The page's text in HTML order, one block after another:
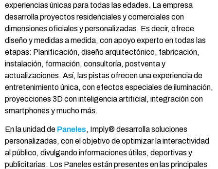
experiencias únicas para todas las edades. La empresa
desarrolla proyectos residenciales y comerciales con
dimensiones oficiales y personalizadas. Es decir, ofrece
diseño y medidas a medida, con apoyo experto en todas las
etapas: Planificación, diseño arquitectónico, fabricación,
instalación, formación, consultoría, postventa y
actualizaciones. Así, las pistas ofrecen una experiencia de
entretenimiento única, con efectos especiales de iluminación,
proyecciones 3D con inteligencia artificial, integración con
smartphones y mucho más.
En la unidad de Paneles, Imply® desarrolla soluciones
personalizadas, con el objetivo de optimizar la interactividad
al público, divulgando informaciones útiles, deportivas y
publicitarias. Los Paneles están presentes en las principales